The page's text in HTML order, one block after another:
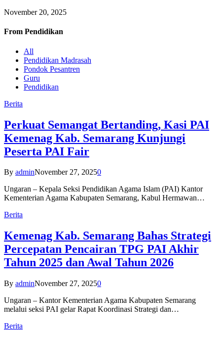
November 20, 2025
From Pendidikan
All
Pendidikan Madrasah
Pondok Pesantren
Guru
Pendidikan
Berita
Perkuat Semangat Bertanding, Kasi PAI
Kemenag Kab. Semarang Kunjungi
Peserta PAI Fair
By adminNovember 27, 20250
Ungaran – Kepala Seksi Pendidikan Agama Islam (PAI) Kantor
Kementerian Agama Kabupaten Semarang, Kabul Hermawan…
Berita
Kemenag Kab. Semarang Bahas Strategi
Percepatan Pencairan TPG PAI Akhir
Tahun 2025 dan Awal Tahun 2026
By adminNovember 27, 20250
Ungaran – Kantor Kementerian Agama Kabupaten Semarang
melalui seksi PAI gelar Rapat Koordinasi Strategi dan…
Berita